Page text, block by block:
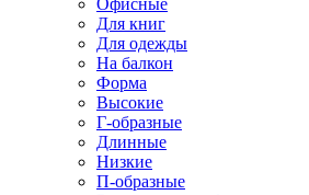
Офисные
Для книг
Для одежды
На балкон
Форма
Высокие
Г-образные
Длинные
Низкие
П-образные